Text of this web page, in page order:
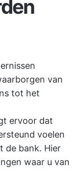
van
tot het
ervoor dat
voelen
de bank. Hier
waar u van